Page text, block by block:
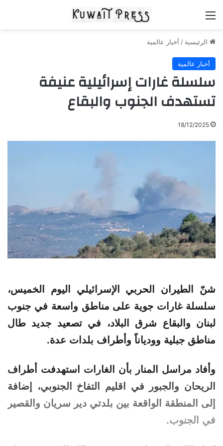
الرئيسية / أخبار عالمية
أخبار عالمية
سلسلة غارات إسرائيلية عنيفة
تستهدف الجنوب والبقاع
18/12/2025
شنّ الطيران الحربي الإسرائيلي اليوم الخميس،
سلسلة غارات جوية على مناطق واسعة في جنوب
لبنان والبقاع شرق البلاد، في تصعيد جديد طال
مناطق جبلية وودياناً وأطراف بلدات عدة.
وأفاد مراسل المنار بأن الغارات استهدفت أطراف
الريحان والجبور في اقليم التفاخ الجنوبي، إضافة
إلى المنطقة الواقعة بين بلدتي دير سريان والقصير
في الجنوب.